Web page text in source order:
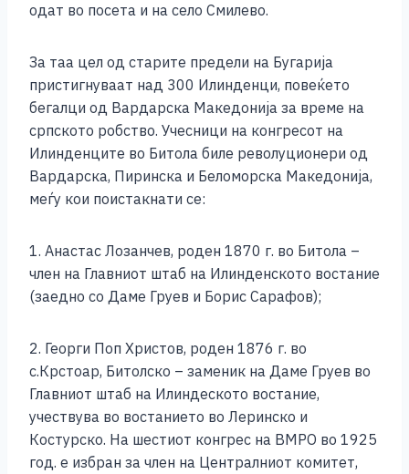
одат во посета и на село Смилево.
За таа цел од старите предели на Бугарија
пристигнуваат над 300 Илинденци, повеќето
бегалци од Вардарска Македонија за време на
српското робство. Учесници на конгресот на
Илинденците во Битола биле револуционери од
Вардарска, Пиринска и Беломорска Македонија,
меѓу кои поистакнати се:
1. Анастас Лозанчев, роден 1870 г. во Битола –
член на Главниот штаб на Илинденското востание
(заедно со Даме Груев и Борис Сарафов);
2. Георги Поп Христов, роден 1876 г. во
с.Крстоар, Битолско – заменик на Даме Груев во
Главниот штаб на Илиндеското востание,
учествува во востанието во Леринско и
Костурско. На шестиот конгрес на ВМРО во 1925
год. е избран за член на Централниот комитет,